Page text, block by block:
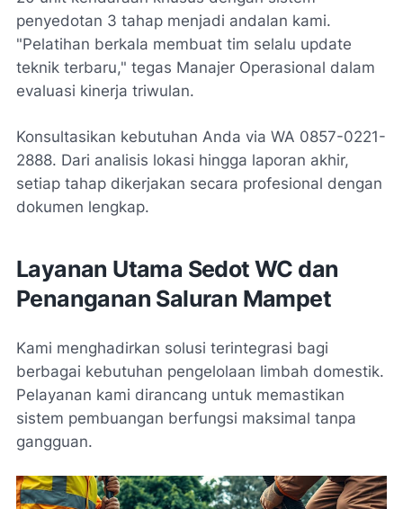
penyedotan 3 tahap menjadi andalan kami.
"Pelatihan berkala membuat tim selalu update
teknik terbaru," tegas Manajer Operasional dalam
evaluasi kinerja triwulan.
Konsultasikan kebutuhan Anda via WA 0857-0221-
2888. Dari analisis lokasi hingga laporan akhir,
setiap tahap dikerjakan secara profesional dengan
dokumen lengkap.
Layanan Utama Sedot WC dan
Penanganan Saluran Mampet
Kami menghadirkan solusi terintegrasi bagi
berbagai kebutuhan pengelolaan limbah domestik.
Pelayanan kami dirancang untuk memastikan
sistem pembuangan berfungsi maksimal tanpa
gangguan.